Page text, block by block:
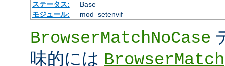
ステータス:
Base
モジュール:
mod_setenvif
BrowserMatchNoCase
味的には BrowserMatch